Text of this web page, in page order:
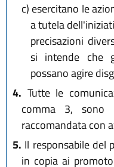
c) esercitano le
a tutela
precisazioni
si intende che
possano agire
4. Tutte le
comma 3, sono
raccomandata con
5. Il responsabile del
in copia ai